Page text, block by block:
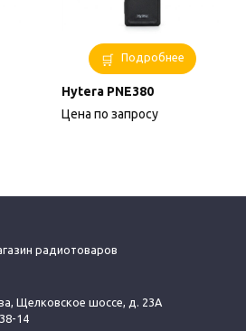
Подробнее
Hytera PNE380
Цена по запросу
радиотоваров
Щелковское шоссе, д. 23А
14